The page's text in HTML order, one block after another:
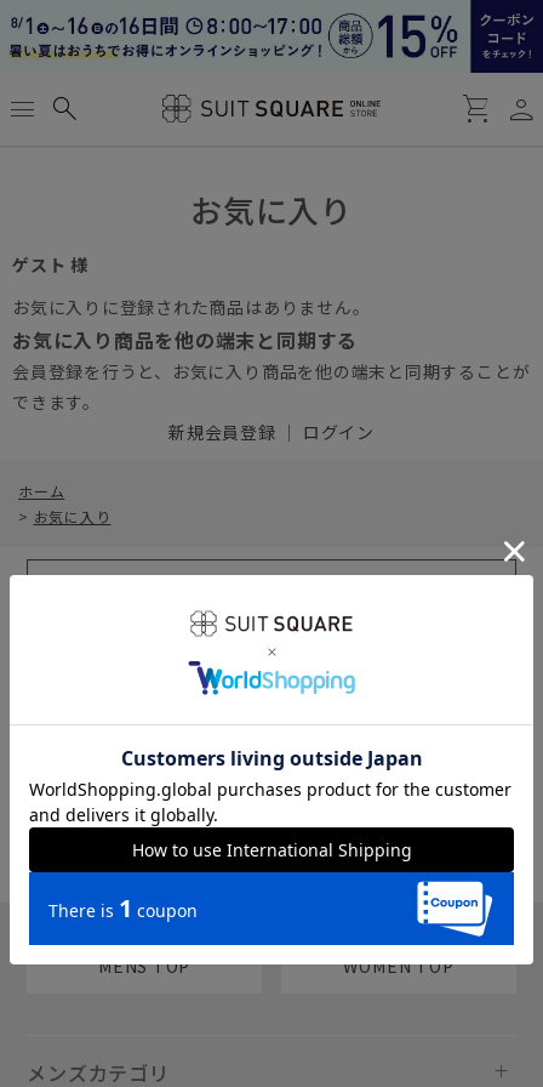
menu search shopping_cart person
お気に入り
ゲスト 様
お気に入りに登録された商品はありません。
お気に入り商品を他の端末と同期する
会員登録を行うと、お気に入り商品を他の端末と同期することが
できます。
新規会員登録 ｜ ログイン
ホーム
> お気に入り
sms
MENS TOP WOMEN TOP
メンズカテゴリ